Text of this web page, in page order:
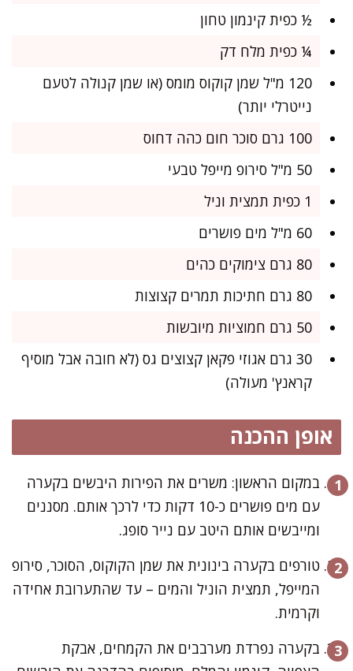
½ כפית קינמון טחון
¼ כפית מלח דק
120 מ"ל שמן קוקוס מומס (או שמן קנולה לטעם
נייטרלי יותר)
100 גרם סוכר חום כהה דחוס
50 מ"ל סירופ מייפל טבעי
1 כפית תמצית וניל
60 מ"ל מים פושרים
80 גרם צימוקים כהים
80 גרם חתיכות תמרים קצוצות
50 גרם חמוציות מיובשות
30 גרם אגוזי פקאן קצוצים גס (לא חובה אבל מוסיף
קראנץ' מעולה)
אופן ההכנה
במקום הראשון: משרים את הפירות היבשים בקערה
עם מים פושרים כ-10 דקות כדי לרכך אותם. מסננים
ומייבשים אותם היטב עם נייר סופג.
טורפים בקערה בינונית את שמן הקוקוס, הסוכר, סירופ
המייפל, תמצית הוניל והמים – עד שהתערובת אחידה
וקרמית.
בקערה נפרדת מערבבים את הקמחים, אבקת